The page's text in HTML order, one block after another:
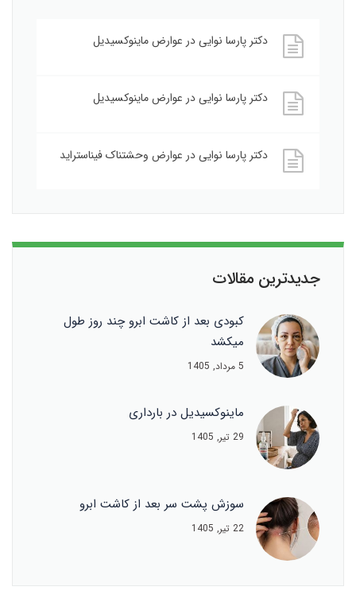
دکتر پارسا نواییدر عوارض ماینوکسیدیل
دکتر پارسا نواییدر عوارض ماینوکسیدیل
دکتر پارسا نواییدر عوارض وحشتناک فیناستراید
جدیدترین مقالات
کبودی بعد از کاشت ابرو چند روز طول
میکشد
5 مرداد, 1405
ماینوکسیدیل در بارداری
29 تیر, 1405
سوزش پشت سر بعد از کاشت ابرو
22 تیر, 1405